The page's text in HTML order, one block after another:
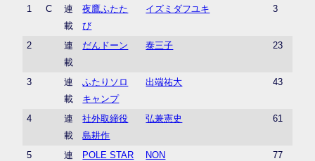
1
C
連
載
夜鷹ふたた
び
イズミダフユキ 3
2
連
載
だんドーン 泰三子 23
3
連
載
ふたりソロ
キャンプ
出端祐大 43
4
連
載
社外取締役
島耕作
弘兼憲史 61
5
連
POLE STAR NON 77